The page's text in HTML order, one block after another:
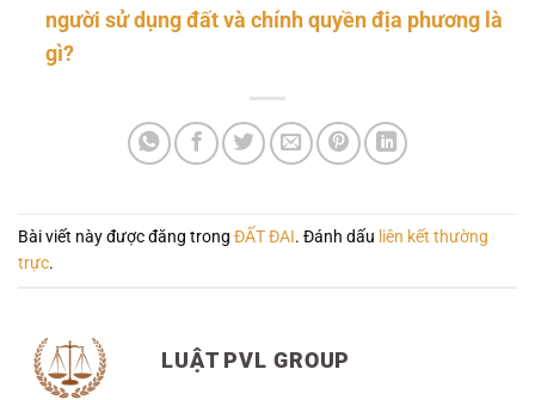
người sử dụng đất và chính quyền địa phương là
gì?
Bài viết này được đăng trong ĐẤT ĐAI. Đánh dấu liên kết thường
trực.
LUẬT PVL GROUP